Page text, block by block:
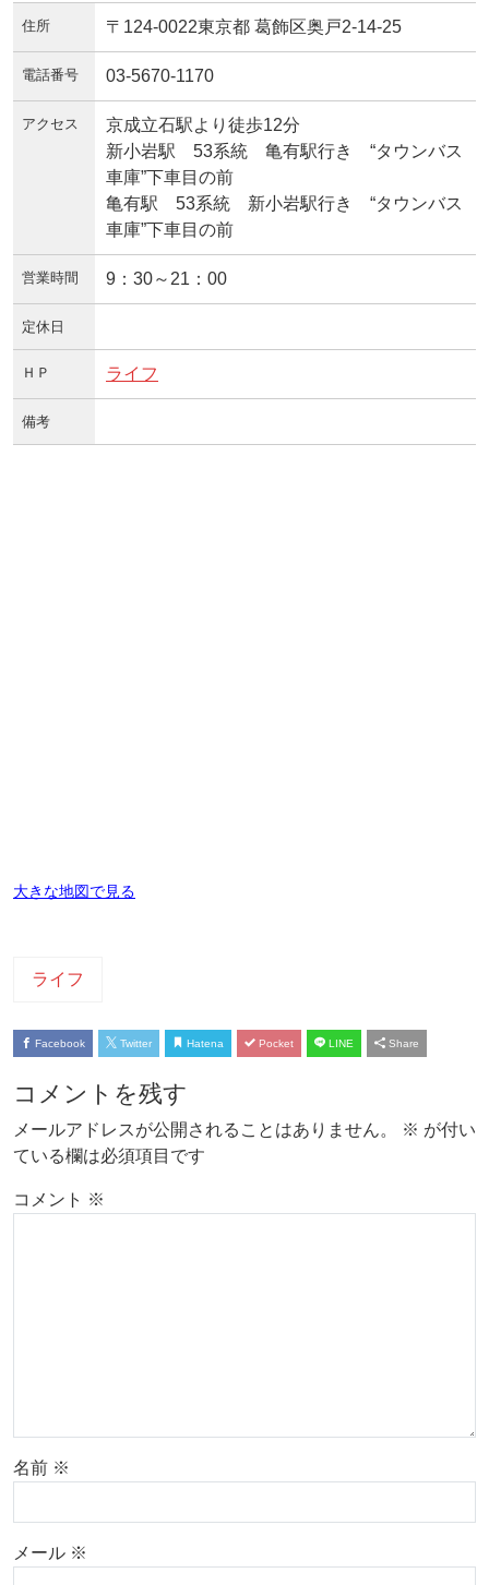
住所 〒124-0022東京都 葛飾区奥戸2-14-25
電話番号 03-5670-1170
アクセス
京成立石駅より徒歩12分
新小岩駅 53系統 亀有駅行き “タウンバス
車庫”下車目の前
亀有駅 53系統 新小岩駅行き “タウンバス
車庫”下車目の前
営業時間 9：30～21：00
定休日
ＨＰ ライフ
備考
大きな地図で見る
ライフ
Facebook Twitter Hatena Pocket LINE Share
コメントを残す
メールアドレスが公開されることはありません。 ※ が付い
ている欄は必須項目です
コメント ※
名前 ※
メール ※